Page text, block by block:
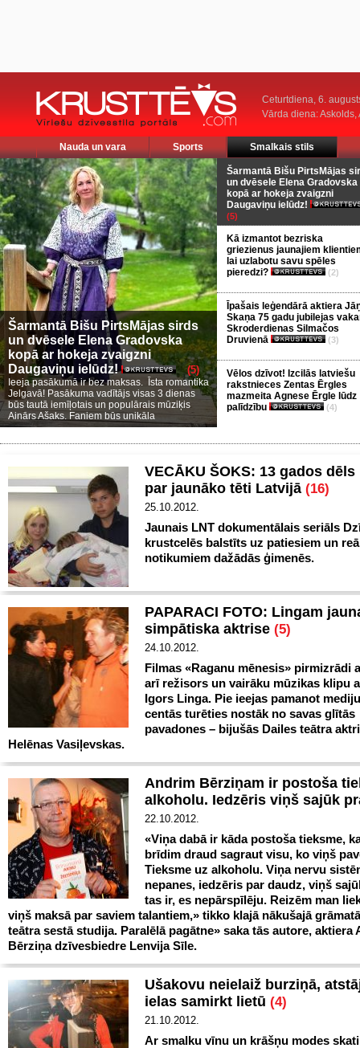
Ceturtdiena, 6.
Vārda diena: Askolds,
Nauda un vara Sports Smalkais stils
Šarmantā Bišu PirtsMājas sirds
un dvēsele Elena Gradovska
kopā ar hokeja zvaigzni
Daugaviņu ielūdz!
(5)
Ieeja pasākumā ir bez maksas. Īsta romantika
Jelgavā! Pasākuma vadītājs visas 3 dienas
būs tautā iemīļotais un populārais mūziķis
Ainārs Ašaks. Faniem būs unikāla
Šarmantā Bišu PirtsMājas
un dvēsele Elena Gradovska
kopā ar hokeja zvaigzni
Daugaviņu ielūdz!
(5)
Kā izmantot bezriska
griezienus jaunajiem
lai uzlabotu savu spēles
pieredzi?
(2)
Īpašais leģendārā aktiera
Skaņa 75 gadu jubilejas
Skroderdienas Silmačos
Druvienā
(3)
Vēlos dzīvot! Izcilās latviešu
rakstnieces Zentas Ērgles
mazmeita Agnese Ērgle lūdz
palīdzību
(4)
VECĀKU ŠOKS: 13 gados
par jaunāko tēti Latvijā (16)
25.10.2012.
Jaunais LNT dokumentālais seriāls
krustcelēs balstīts uz patiesiem un
notikumiem dažādās ģimenēs.
PAPARACI FOTO: Lingam
simpātiska aktrise (5)
24.10.2012.
Filmas «Raganu mēnesis» pirmizrādi
arī režisors un vairāku mūzikas klipu
Igors Linga. Pie ieejas pamanot
centās turēties nostāk no savas glītās
pavadones – bijušās Dailes teātra
Helēnas Vasiļevskas.
Andrim Bērziņam ir postoša
alkoholu. Iedzēris viņš sajūk
22.10.2012.
«Viņa dabā ir kāda postoša tieksme,
brīdim draud sagraut visu, ko viņš
Tieksme uz alkoholu. Viņa nervu
nepanes, iedzēris par daudz, viņš
tas ir, es nepārspīlēju. Reizēm man
viņš maksā par saviem talantiem,» tikko klajā nākušajā
teātra sestā studija. Paralēlā pagātne» saka tās autore, aktiera
Bērziņa dzīvesbiedre Lenvija Sīle.
Ušakovu neielaiž burziņā,
ielas samirkt lietū (4)
21.10.2012.
Ar smalku vīnu un krāšņu modes skati